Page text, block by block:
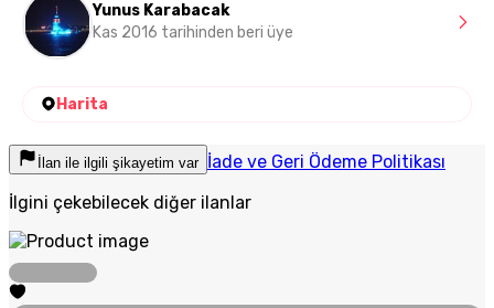
Yunus Karabacak
Kas 2016 tarihinden beri üye
Harita
İlan ile ilgili şikayetim var İade ve Geri Ödeme Politikası
İlgini çekebilecek diğer ilanlar